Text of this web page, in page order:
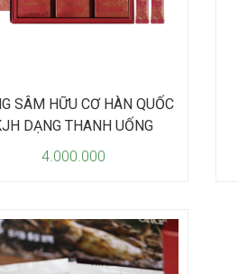
SÂM HỮU CƠ HÀN QUỐC
DẠNG THANH UỐNG
4.000.000